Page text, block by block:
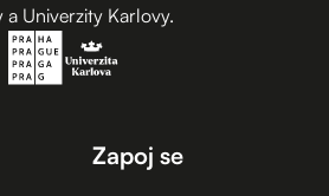
a Univerzity Karlovy.
Zapoj se